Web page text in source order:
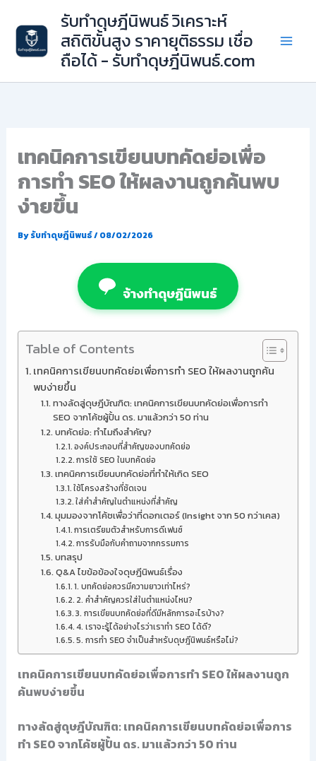
content
รับทำดุษฎีนิพนธ์ วิเคราะห์
สถิติขั้นสูง ราคายุติธรรม เชื่อ
ถือได้ - รับทำดุษฎีนิพนธ์.com
เทคนิคการเขียนบทคัดย่อเพื่อ
การทำ SEO ให้ผลงานถูกค้นพบ
ง่ายขึ้น
Byรับทำดุษฎีนิพนธ์/08/02/2026
จ้างทำดุษฎีนิพนธ์
Table of Contents
เทคนิคการเขียนบทคัดย่อเพื่อการทำ SEO ให้ผลงานถูกค้น
พบง่ายขึ้น
ทางลัดสู่ดุษฎีบัณฑิต: เทคนิคการเขียนบทคัดย่อเพื่อการทำ
SEO จากโค้ชผู้ปั้น ดร. มาแล้วกว่า 50 ท่าน
บทคัดย่อ: ทำไมถึงสำคัญ?
องค์ประกอบที่สำคัญของบทคัดย่อ
การใช้ SEO ในบทคัดย่อ
เทคนิคการเขียนบทคัดย่อที่ทำให้เกิด SEO
ใช้โครงสร้างที่ชัดเจน
ใส่คำสำคัญในตำแหน่งที่สำคัญ
มุมมองจากโค้ชเพื่อว่าที่ดอกเตอร์ (Insight จาก 50 กว่าเคส)
การเตรียมตัวสำหรับการดีเฟนซ์
การรับมือกับคำถามจากกรรมการ
บทสรุป
Q&A ไขข้อข้องใจดุษฎีนิพนธ์เรื่อง
1. บทคัดย่อควรมีความยาวเท่าไหร่?
2. คำสำคัญควรใส่ในตำแหน่งไหน?
3. การเขียนบทคัดย่อที่ดีมีหลักการอะไรบ้าง?
4. เราจะรู้ได้อย่างไรว่าเราทำ SEO ได้ดี?
5. การทำ SEO จำเป็นสำหรับดุษฎีนิพนธ์หรือไม่?
เทคนิคการเขียนบทคัดย่อเพื่อการทำ SEO ให้ผลงานถูก
ค้นพบง่ายขึ้น
ทางลัดสู่ดุษฎีบัณฑิต: เทคนิคการเขียนบทคัดย่อเพื่อการ
ทำ SEO จากโค้ชผู้ปั้น ดร. มาแล้วกว่า 50 ท่าน